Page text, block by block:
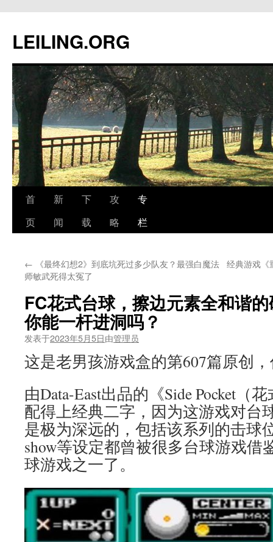
文
LEILING.ORG
首
页
新
闻
下
载
攻
略
专
栏
← 《最终幻想2》到底坑死过多少队友？最强白魔法
师敏武死得太冤了
经典游戏《
FC花式台球，擦边元素全和谐
你能一杆进洞吗？
发表于2023年5月5日由管理员
这是老男孩游戏盒的第607篇原创
由Data-East出品的《Side Pocket（
配得上经典二字，因为这游戏对台
是极为深远的，包括该系列的击球
show等设定都曾被很多台球游戏借
球游戏之一了。